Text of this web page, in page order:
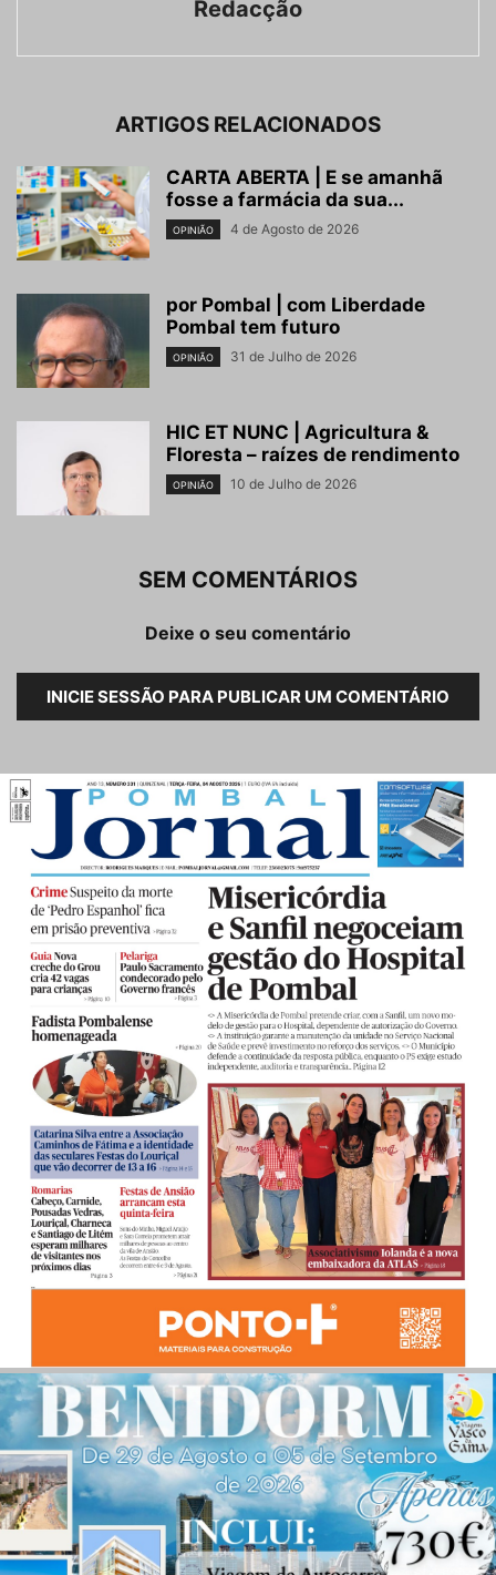
Redacção
ARTIGOS RELACIONADOS
CARTA ABERTA | E se amanhã
fosse a farmácia da sua...
OPINIÃO 4 de Agosto de 2026
por Pombal | com Liberdade
Pombal tem futuro
OPINIÃO 31 de Julho de 2026
HIC ET NUNC | Agricultura &
Floresta – raízes de rendimento
OPINIÃO 10 de Julho de 2026
SEM COMENTÁRIOS
Deixe o seu comentário
INICIE SESSÃO PARA PUBLICAR UM COMENTÁRIO